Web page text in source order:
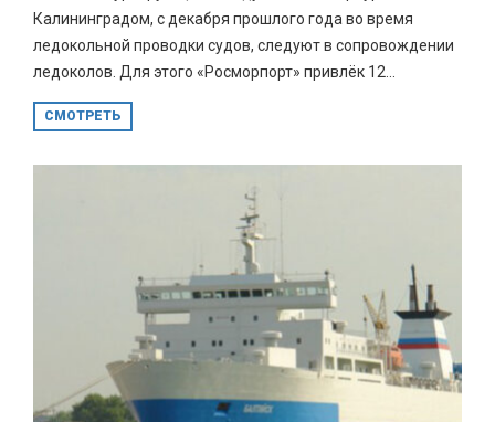
Калининградом, с декабря прошлого года во время
ледокольной проводки судов, следуют в сопровождении
ледоколов. Для этого «Росморпорт» привлёк 12...
СМОТРЕТЬ